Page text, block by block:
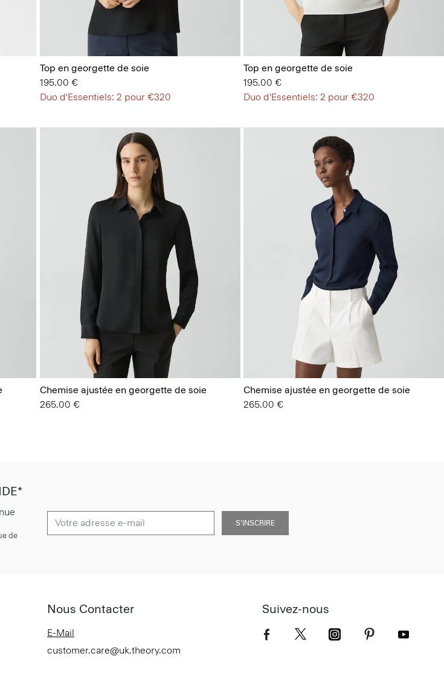
Top en georgette de soie
195.00 €
Duo d'Essentiels: 2 pour €320
Top en georgette de soie
195.00 €
Duo d'Essentiels: 2 pour €320
Chemise ajustée en georgette de soie
265.00 €
Chemise ajustée en georgette de soie
265.00 €
de
S’INSCRIRE
Nous Contacter
E-Mail
customer.care@uk.theory.com
Suivez-nous